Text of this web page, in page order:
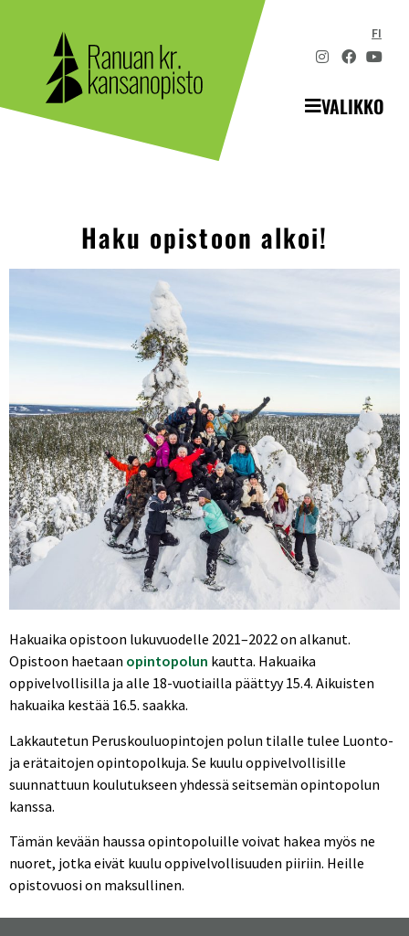
FI
VALIKKO
Haku opistoon alkoi!
Hakuaika opistoon lukuvuodelle 2021–2022 on alkanut.
Opistoon haetaan opintopolun kautta. Hakuaika
oppivelvollisilla ja alle 18-vuotiailla päättyy 15.4. Aikuisten
hakuaika kestää 16.5. saakka.
Lakkautetun Peruskouluopintojen polun tilalle tulee Luonto-
ja erätaitojen opintopolkuja. Se kuulu oppivelvollisille
suunnattuun koulutukseen yhdessä seitsemän opintopolun
kanssa.
Tämän kevään haussa opintopoluille voivat hakea myös ne
nuoret, jotka eivät kuulu oppivelvollisuuden piiriin. Heille
opistovuosi on maksullinen.